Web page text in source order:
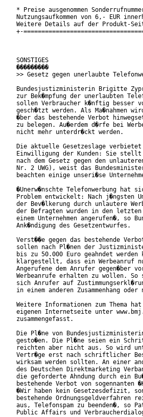
* Preise ausgenommen
Nutzungsaufkommen von 6,- EUR
Weitere Details auf der Produkt-
+-
SONSTIGES
���������
>> Gesetz gegen unerlaubte
Bundesjustizministerin Brigitte
zur Bek�mpfung der unerlaubten
sollen Verbraucher k�nftig besser
gesch�tzt werden. Als Ma�nahmen
�ber das bestehende Verbot
zu belegen. Au�erdem d�rfe bei
nicht mehr unterdr�ckt werden.
Die aktuelle Gesetzeslage verbietet
Einwilligung der Kunden: Sie stellt
nach dem Gesetz gegen den
Nr. 2 UWG), weist das
beachten einige unseri�se
�Unerw�nschte Telefonwerbung hat
Problem entwickelt: Nach j�ngsten
der Bev�lkerung durch unlautere
der Befragten wurden in den letzten
einem Unternehmen angerufen�, so
Ank�ndigung des Gesetzentwurfes.
Verst��e gegen das bestehende
sollen nach Pl�nen der
bis zu 50.000 Euro geahndet werden
klargestellt, dass ein Werbeanruf
Angerufene dem Anrufer
Werbeanrufe erhalten zu wollen.
sich Anrufer auf
in einem anderen Zusammenhang
Weitere Informationen zum Thema
eigenen Internetseite unter
zusammengefasst.
Die Pl�ne von
gesto�en. Die Pl�ne seien ein
reichten aber nicht aus. So wird
Vertr�ge erst nach schriftlicher
wirksam werden sollten. An einer
des Deutschen Direktmarketing
die geforderte Ahndung durch ein
bestehende Verbot von
�Wir haben kein Gesetzesdefizit,
bestehende Ordnungsgeldverfahren
aus, Telefonspam zu beenden�, so
Public Affairs und